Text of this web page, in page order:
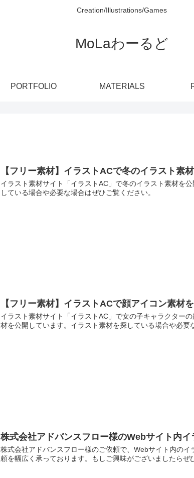
Creation/Illustrations/Games
MoLaわーるど
PORTFOLIO MATERIALS
【フリー素材】イラストACで冬のイラスト素
イラスト素材サイト「イラストAC」で冬のイラスト素材を
している場合や必要な場合はぜひご覧ください。
【フリー素材】イラストACで顔アイコン素材
イラスト素材サイト「イラストAC」で女の子キャラクター
材を公開しています。イラスト素材を探している場合や必要
株式会社アドバンスフロー様のWebサイト内イ
株式会社アドバンスフロー様のご依頼で、Webサイト内の
頼を幅広く承っております。もしご興味がございましたらぜ